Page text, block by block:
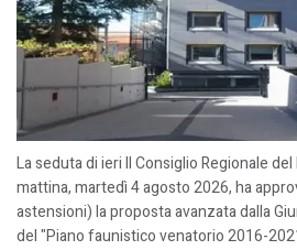
La seduta di ieri Il Consiglio Regionale
mattina, martedì 4 agosto 2026, ha
astensioni) la proposta avanzata dalla
del "Piano faunistico venatorio 2016-